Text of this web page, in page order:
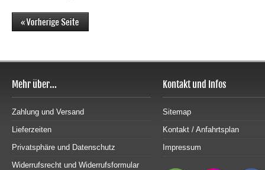
Mehr über...
Zahlung und Versand
Lieferzeiten
Privatsphäre und Datenschutz
Widerrufsrecht und Widerrufsformular
Kontakt und Infos
Sitemap
Kontakt / Anfahrtsplan
Impressum